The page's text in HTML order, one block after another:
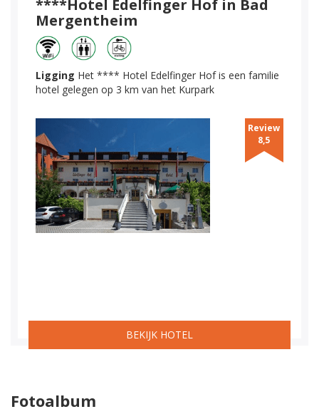
****Hotel Edelfinger Hof in Bad
Mergentheim
Ligging Het **** Hotel Edelfinger Hof is een familie
hotel gelegen op 3 km van het Kurpark
Review
8,5
BEKIJK HOTEL
Fotoalbum